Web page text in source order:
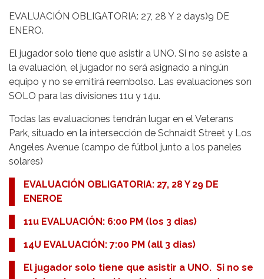
EVALUACIÓN OBLIGATORIA: 27, 28 Y 2 days)9 DE
ENERO.
El jugador solo tiene que asistir a UNO. Si no se asiste a
la evaluación, el jugador no será asignado a ningún
equipo y no se emitirá reembolso. Las evaluaciones son
SOLO para las divisiones 11u y 14u.
Todas las evaluaciones tendrán lugar en el Veterans
Park, situado en la intersección de Schnaidt Street y Los
Angeles Avenue (campo de fútbol junto a los paneles
solares)
EVALUACIÓN OBLIGATORIA: 27, 28 Y 29 DE
ENEROE
11u EVALUACIÓN: 6:00 PM (los 3 dias)
14U EVALUACIÓN: 7:00 PM (all 3 dias)
El jugador solo tiene que asistir a UNO. Si no se